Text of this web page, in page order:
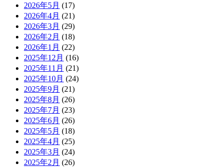
2026年5月 (17)
2026年4月 (21)
2026年3月 (29)
2026年2月 (18)
2026年1月 (22)
2025年12月 (16)
2025年11月 (21)
2025年10月 (24)
2025年9月 (21)
2025年8月 (26)
2025年7月 (23)
2025年6月 (26)
2025年5月 (18)
2025年4月 (25)
2025年3月 (24)
2025年2月 (26)